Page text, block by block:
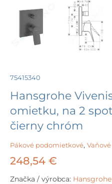
75415340
Hansgrohe
omietku, na 2
čierny chróm
Pákové podomietkové,
248,54 €
Značka / výrobca: Hansgrohe